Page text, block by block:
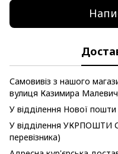
Самовивіз з нашого
вулиця Казимира
У відділення Нової
У відділення УКРПОШТИ
перевізника)